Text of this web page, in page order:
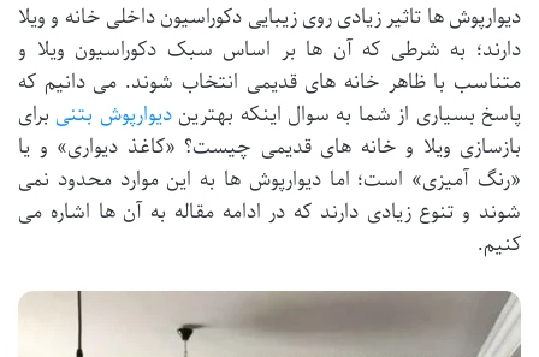
دیوارپوش ها تاثیر زیادی روی زیبایی دکوراسیون داخلی خانه و ویلا
دارند؛ به شرطی که آن ها بر اساس سبک دکوراسیون ویلا و
متناسب با ظاهر خانه های قدیمی انتخاب شوند. می دانیم که
پاسخ بسیاری از شما به سوال اینکه بهتریندیوارپوش بتنی برای
بازسازی ویلا و خانه های قدیمی چیست؟ «کاغذ دیواری» و یا
«رنگ آمیزی» است؛ اما دیوارپوش ها به این موارد محدود نمی
شوند و تنوع زیادی دارند که در ادامه مقاله به آن ها اشاره می
کنیم.